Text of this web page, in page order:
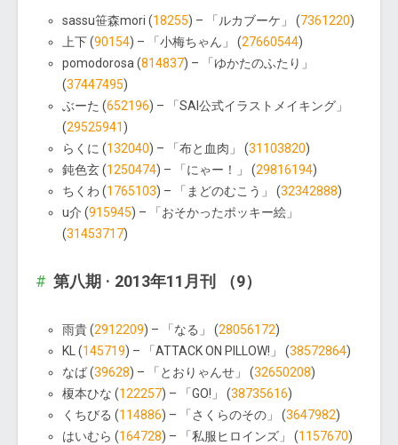
sassu笹森mori (18255) – 「ルカブーケ」 (7361220)
上下 (90154) – 「小梅ちゃん」 (27660544)
pomodorosa (814837) – 「ゆかたのふたり」
(37447495)
ぶーた (652196) – 「SAI公式イラストメイキング」
(29525941 )
らくに (132040) – 「布と血肉」 (31103820)
鈍色玄 (1250474) – 「にゃー！」 (29816194)
ちくわ (1765103) – 「まどのむこう」 (32342888)
u介 (915945) – 「おそかったポッキー絵」
(31453717)
第八期 · 2013年11月刊 （9）
雨貴 (2912209) – 「なる」 (28056172)
KL (145719) – 「ATTACK ON PILLOW!」 (38572864)
なば (39628) – 「とおりゃんせ」 (32650208)
榎本ひな (122257) – 「GO!」 (38735616)
くちびる (114886) – 「さくらのその」 (3647982)
はいむら (164728) – 「私服ヒロインズ」 (1157670)